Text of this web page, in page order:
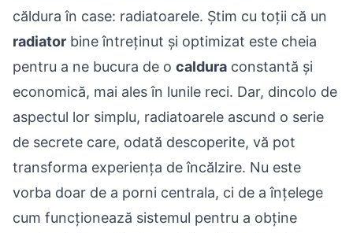
căldura în case: radiatoarele. Știm cu toții că un
radiator bine întreținut și optimizat este cheia
pentru a ne bucura de o caldura constantă și
economică, mai ales în lunile reci. Dar, dincolo de
aspectul lor simplu, radiatoarele ascund o serie
de secrete care, odată descoperite, vă pot
transforma experiența de încălzire. Nu este
vorba doar de a porni centrala, ci de a înțelege
cum funcționează sistemul pentru a obține